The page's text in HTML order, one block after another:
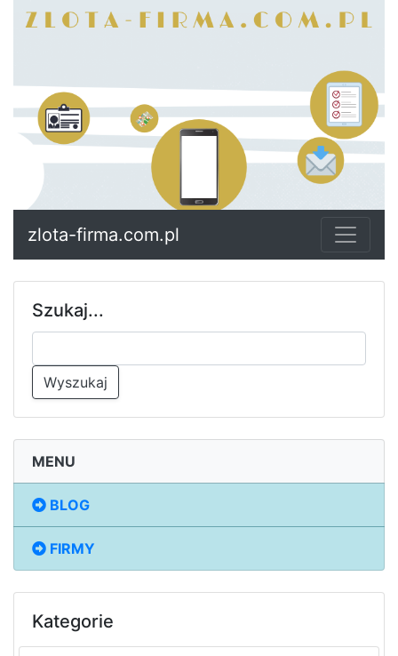
zlota-firma.com.pl
Szukaj...
Wyszukaj
MENU
BLOG
FIRMY
Kategorie